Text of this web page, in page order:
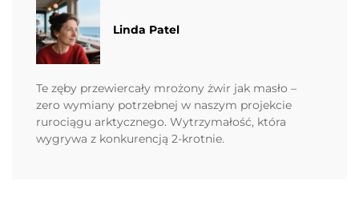
Linda Patel
Te zęby przewiercały mrożony żwir jak masło –
zero wymiany potrzebnej w naszym projekcie
rurociągu arktycznego. Wytrzymałość, która
wygrywa z konkurencją 2-krotnie.